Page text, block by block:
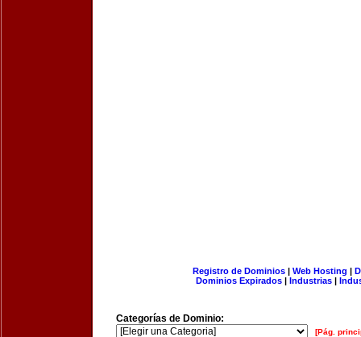
Registro de Dominios| Web Hosting |
Dominios Expirados | Industrias |
Categorías de Dominio:
[Pág.